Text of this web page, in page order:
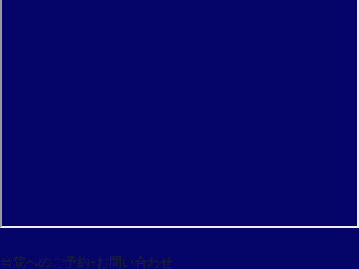
当院へのご予約･ お問い合わせ